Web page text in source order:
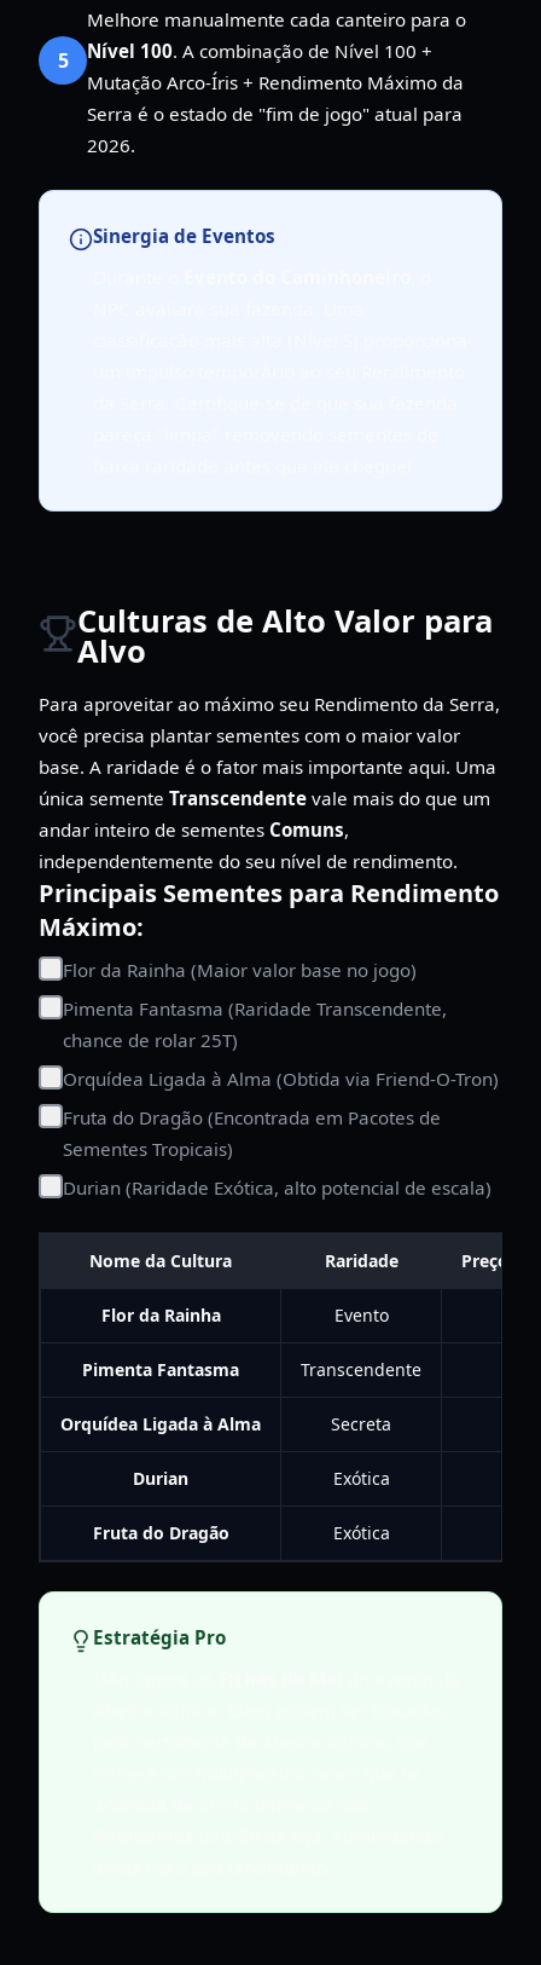
5
Melhore manualmente cada canteiro para o
Nível 100. A combinação de Nível 100 +
Mutação Arco-Íris + Rendimento Máximo da
Serra é o estado de "fim de jogo" atual para
2026.
Sinergia de Eventos
Culturas de Alto Valor para
Alvo
Para aproveitar ao máximo seu Rendimento da Serra,
você precisa plantar sementes com o maior valor
base. A raridade é o fator mais importante aqui. Uma
única semente Transcendente vale mais do que um
andar inteiro de sementes Comuns,
independentemente do seu nível de rendimento.
Principais Sementes para Rendimento
Máximo:
Flor da Rainha (Maior valor base no jogo)
Pimenta Fantasma (Raridade Transcendente,
chance de rolar 25T)
Orquídea Ligada à Alma (Obtida via Friend-O-Tron)
Fruta do Dragão (Encontrada em Pacotes de
Sementes Tropicais)
Durian (Raridade Exótica, alto potencial de escala)
Nome da Cultura Raridade Preço
Flor da Rainha Evento
Pimenta Fantasma Transcendente
Orquídea Ligada à Alma Secreta
Durian Exótica
Fruta do Dragão Exótica
Estratégia Pro